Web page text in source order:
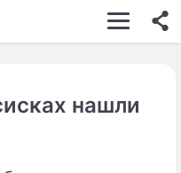
ШОУ-БИЗНЕС
КИНО нашли